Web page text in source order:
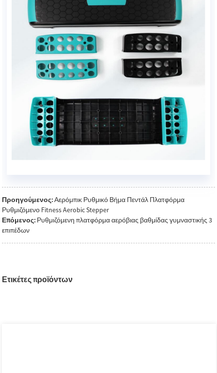
Προηγούμενος:Αερόμπικ Ρυθμικό Βήμα Πεντάλ Πλατφόρμα
Ρυθμιζόμενο Fitness Aerobic Stepper
Επόμενος: Ρυθμιζόμενη πλατφόρμα αερόβιας βαθμίδας γυμναστικής 3
επιπέδων
Ετικέτες προϊόντων